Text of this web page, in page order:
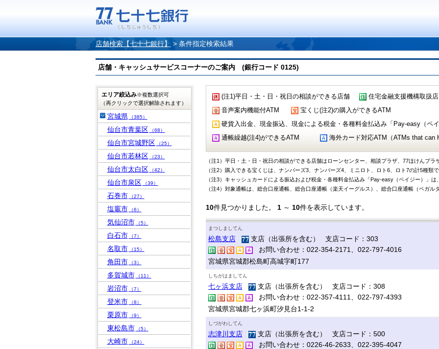
店舗検索【七十七銀行】 > 条件指定検索結果
店舗・キャッシュサービスコーナーのご案内 (銀行コード 0125)
(注1)平日・土・日・祝日の相談ができる店舗 住宅金融支援機構取扱店
音声案内機能付ATM
宝くじ(注2)の購入ができるATM
硬貨入出金、現金振込、現金による税金・各種料金払込み「Pay-easy（ペ
通帳繰越(注4)ができるATM
海外カード対応ATM（ATMs that can
（注1）平日・土・日・祝日の相談ができる店舗はローンセンター、相談プラザ、77ほけんプラ
（注2）購入できる宝くじは、ナンバーズ3、ナンバーズ4、ミニロト、ロト6、ロト7の計5種類で
（注3）キャッシュカードによる振込および税金・各種料金払込み「Pay-easy（ペイジー）」は
（注4）対象通帳は、総合口座通帳、総合口座通帳（楽天イーグルス）、総合口座通帳（ベガル
10件見つかりました。 1～ 10件を表示しています。
まつしましてん
松島支店
支店（出張所を含む） 支店コード：303
お問い合わせ：022-354-2171、022-797-4016
宮城県宮城郡松島町高城字町177
しちがはましてん
七ヶ浜支店
支店（出張所を含む） 支店コード：308
お問い合わせ：022-357-4111、022-797-4393
宮城県宮城郡七ヶ浜町汐見台1-1-2
しづがわしてん
志津川支店
支店（出張所を含む） 支店コード：500
お問い合わせ：0226-46-2633、022-395-4047
エリア絞込み※複数選択可
（再クリックで選択解除されます）
宮城県 （385）
仙台市青葉区 （68）
仙台市宮城野区 （25）
仙台市若林区 （23）
仙台市太白区 （42）
仙台市泉区 （39）
石巻市 （27）
塩竈市 （6）
気仙沼市 （5）
白石市 （7）
名取市 （15）
角田市 （3）
多賀城市 （11）
岩沼市 （7）
登米市 （8）
栗原市 （9）
東松島市 （5）
大崎市 （24）